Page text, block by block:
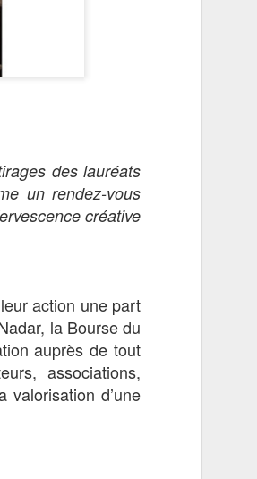
des lauréats
un rendez-vous
créative
action une part
la Bourse du
auprès de tout
associations,
valorisation d’une